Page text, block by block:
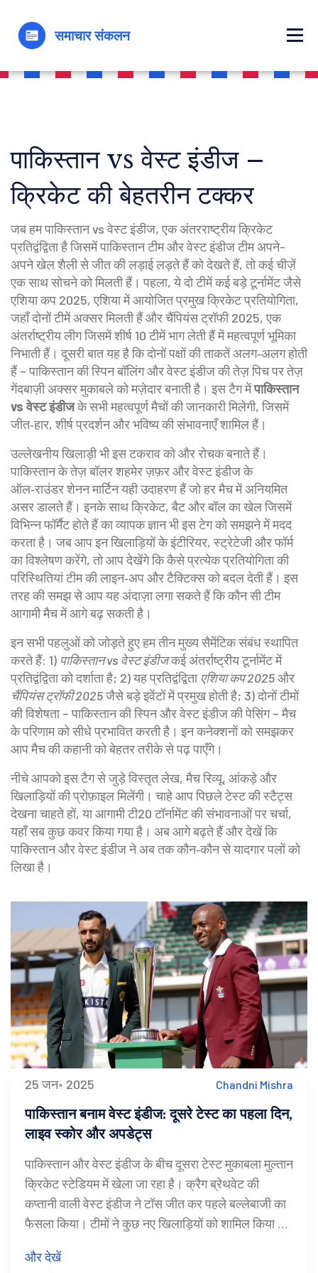
पाकिस्तान vs वेस्ट इंडीज –
क्रिकेट की बेहतरीन टक्कर
जब हमपाकिस्तान vs वेस्ट इंडीज,एक अंतरराष्ट्रीय क्रिकेट
प्रतिद्वंद्विता है जिसमें पाकिस्तान टीम और वेस्ट इंडीज टीम अपने-
अपने खेल शैली से जीत की लड़ाई लड़ते हैंको देखते हैं, तो कई चीज़ें
एक साथ सोचने को मिलती हैं। पहला, ये दो टीमें कई बड़े टूर्नामेंट जैसे
एशिया कप 2025,एशिया में आयोजित प्रमुख क्रिकेट प्रतियोगिता,
जहाँ दोनों टीमें अक्सर मिलती हैंऔरचैंपियंस ट्रॉफी 2025,एक
अंतर्राष्ट्रीय लीग जिसमें शीर्ष 10 टीमें भाग लेती हैंमें महत्वपूर्ण भूमिका
निभाती हैं। दूसरी बात यह है कि दोनों पक्षों की ताकतें अलग‑अलग होती
हैं – पाकिस्तान की स्पिन बॉलिंग और वेस्ट इंडीज की तेज़ पिच पर तेज़
गेंदबाज़ी अक्सर मुकाबले को मज़ेदार बनाती है। इस टैग मेंपाकिस्तान
vs वेस्ट इंडीजके सभी महत्वपूर्ण मैचों की जानकारी मिलेगी, जिसमें
जीत‑हार, शीर्ष प्रदर्शन और भविष्य की संभावनाएँ शामिल हैं।
उल्लेखनीय खिलाड़ी भी इस टकराव को और रोचक बनाते हैं।
पाकिस्तान के तेज़ बॉलर शहमेर ज़फ़र और वेस्ट इंडीज के
ऑल‑राउंडर शेनन मार्टिन यही उदाहरण हैं जो हर मैच में अनियमित
असर डालते हैं। इनके साथक्रिकेट,बैट और बॉल का खेल जिसमें
विभिन्न फॉर्मैट होते हैंका व्यापक ज्ञान भी इस टेग को समझने में मदद
करता है। जब आप इन खिलाड़ियों के इंटीरियर, स्ट्रेटेजी और फॉर्म
का विश्लेषण करेंगे, तो आप देखेंगे कि कैसे प्रत्येक प्रतियोगिता की
परिस्थितियां टीम की लाइन‑अप और टैक्टिक्स को बदल देती हैं। इस
तरह की समझ से आप यह अंदाज़ा लगा सकते हैं कि कौन सी टीम
आगामी मैच में आगे बढ़ सकती है।
इन सभी पहलुओं को जोड़ते हुए हम तीन मुख्य सैमेंटिक संबंध स्थापित
करते हैं: 1) पाकिस्तान vs वेस्ट इंडीजकई अंतर्राष्ट्रीय टूर्नामेंट में
प्रतिद्वंद्विता को दर्शाता है; 2) यह प्रतिद्वंद्विता एशिया कप 2025और
चैंपियंस ट्रॉफी 2025जैसे बड़े इवेंटों में प्रमुख होती है; 3) दोनों टीमों
की विशेषता – पाकिस्तान की स्पिन और वेस्ट इंडीज की पेसिंग – मैच
के परिणाम को सीधे प्रभावित करती है। इन कनेक्शनों को समझकर
आप मैच की कहानी को बेहतर तरीके से पढ़ पाएँगे।
नीचे आपको इस टैग से जुड़े विस्तृत लेख, मैच रिव्यू, आंकड़े और
खिलाड़ियों की प्रोफ़ाइल मिलेंगी। चाहे आप पिछले टेस्ट की स्टैट्स
देखना चाहते हों, या आगामी टी20 टॉर्नामेंट की संभावनाओं पर चर्चा,
यहाँ सब कुछ कवर किया गया है। अब आगे बढ़ते हैं और देखें कि
पाकिस्तान और वेस्ट इंडीज ने अब तक कौन‑कौन से यादगार पलों को
लिखा है।
25 जन॰ 2025 Chandni Mishra
पाकिस्तान बनाम वेस्ट इंडीज: दूसरे टेस्ट का पहला दिन,
लाइव स्कोर और अपडेट्स
पाकिस्तान और वेस्ट इंडीज के बीच दूसरा टेस्ट मुकाबला मुल्तान
क्रिकेट स्टेडियम में खेला जा रहा है। क्रैग ब्रेथवेट की
कप्तानी वाली वेस्ट इंडीज ने टॉस जीत कर पहले बल्लेबाजी का
फैसला किया। टीमों ने कुछ नए खिलाड़ियों को शामिल किया है,
आसार हैं, जिससे बल्लेबाजों के लिए मुश्किलें बढ़ सकती हैं।
और देखें